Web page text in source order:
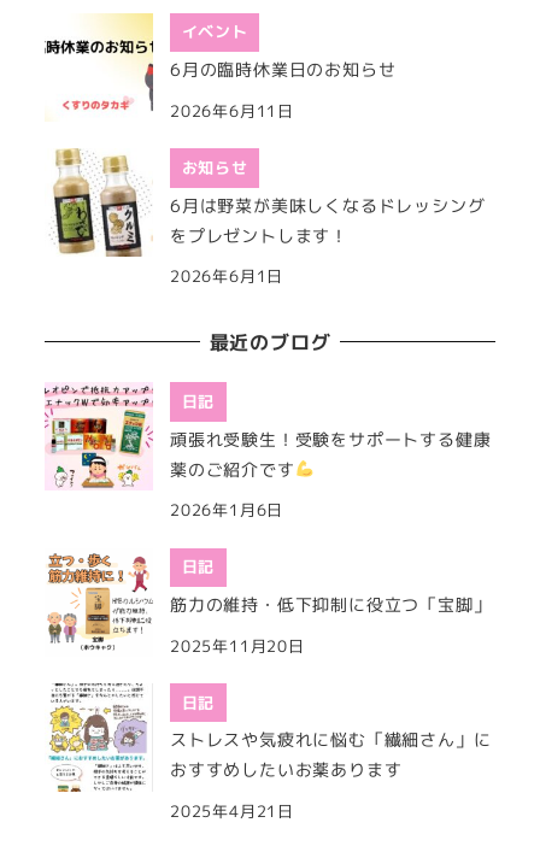
イベント
6月の臨時休業日のお知らせ
2026年6月11日
お知らせ
6月は野菜が美味しくなるドレッシング
をプレゼントします！
2026年6月1日
最近のブログ
日記
頑張れ受験生！受験をサポートする健康
薬のご紹介です
2026年1月6日
日記
筋力の維持・低下抑制に役立つ「宝脚」
2025年11月20日
日記
ストレスや気疲れに悩む「繊細さん」に
おすすめしたいお薬あります
2025年4月21日